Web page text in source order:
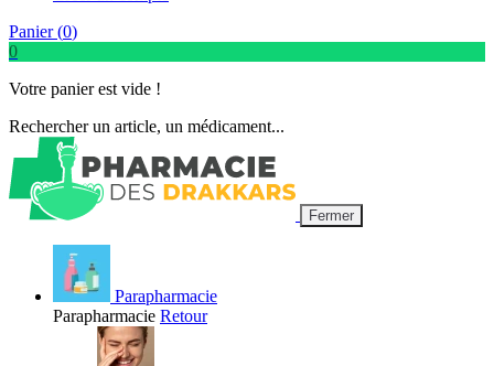
Panier (0)
0
Votre panier est vide !
Rechercher un article, un médicament...
Fermer
Parapharmacie
Parapharmacie Retour